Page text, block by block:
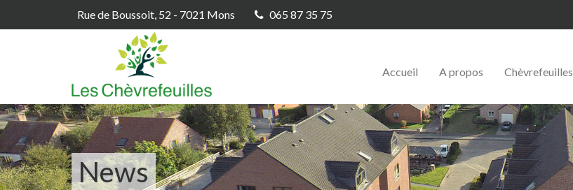
Rue de Boussoit, 52 - 7021 Mons 065 87 35 75
Accueil A propos Chèvrefeuilles
News